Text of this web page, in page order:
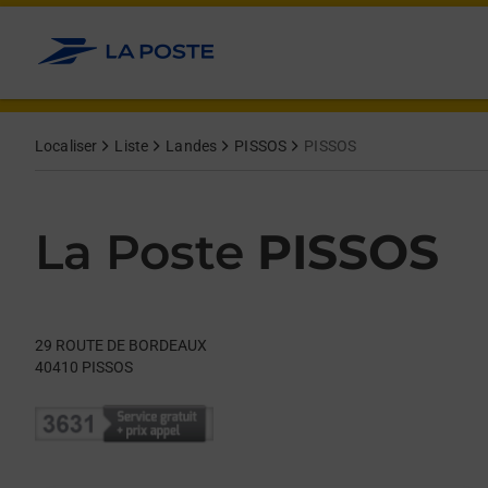
Allez au contenu
Localiser Liste Landes PISSOS PISSOS
La Poste PISSOS
29 ROUTE DE BORDEAUX
40410 PISSOS
Day of the WeekHours
Get directions to La Poste at 29 ROUTE DE BORDEAUX PISSOS,
lien s'ouvre dans un nouvel onglet